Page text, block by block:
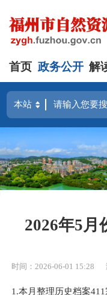
首页 政务公开 解
2026年5月
时间：2026-06-01 15:28
1.本月整理历史档案411